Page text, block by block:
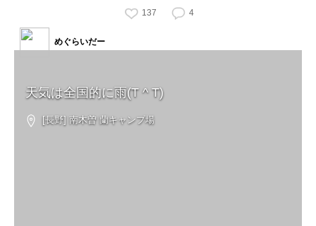
137 4
天気は全国的に雨(T ^ T)
[長野] 南木曽 蘭キャンプ場
めぐらいだー